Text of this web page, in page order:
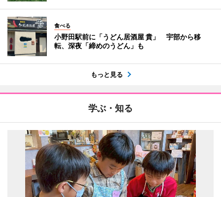
食べる
小野田駅前に「うどん居酒屋 貴」 宇部から移
転、深夜「締めのうどん」も
もっと見る
学ぶ・知る